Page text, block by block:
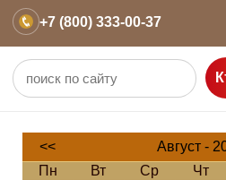
+7 (800) 333-00-37
<< Август -
Пн
Вт Ср Чт